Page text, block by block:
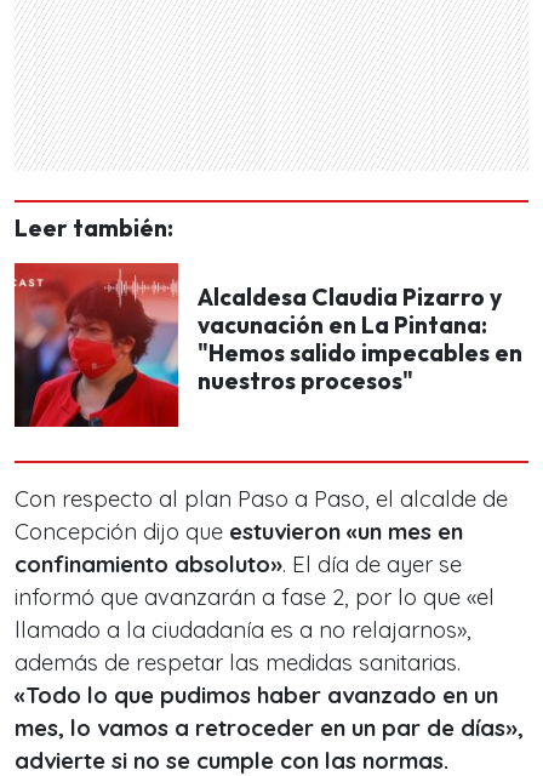
Leer también:
Alcaldesa Claudia Pizarro y
vacunación en La Pintana:
"Hemos salido impecables en
nuestros procesos"
Con respecto al plan Paso a Paso, el alcalde de
Concepción dijo que estuvieron «un mes en
confinamiento absoluto». El día de ayer se
informó que avanzarán a fase 2, por lo que «el
llamado a la ciudadanía es a no relajarnos»,
además de respetar las medidas sanitarias.
«Todo lo que pudimos haber avanzado en un
mes, lo vamos a retroceder en un par de días»,
advierte si no se cumple con las normas.